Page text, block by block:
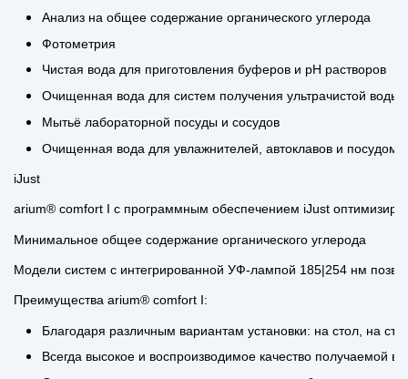
Анализ на общее содержание органического углерода
Фотометрия
Чистая вода для приготовления буферов и рН растворов
Очищенная вода для систем получения ультрачистой воды
Мытьё лабораторной посуды и сосудов
Очищенная вода для увлажнителей, автоклавов и
iJust
arium® comfort I с программным обеспечением iJust
Минимальное общее содержание органического углерода
Модели систем с интегрированной УФ-лампой 185|254 нм
Преимущества arium® comfort I:
Благодаря различным вариантам установки: на стол, на
Всегда высокое и воспроизводимое качество получаемой